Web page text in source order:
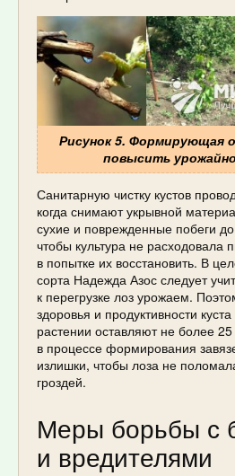
Рисунок 5. Формирующая
повысить
Санитарную чистку кустов
когда снимают укрывной
сухие и поврежденные побеги
чтобы культура не расходовала
в попытке их восстановить. В
сорта Надежда Азос следует
к перегрузке лоз урожаем.
здоровья и продуктивности
растении оставляют не более
в процессе формирования
излишки, чтобы лоза не
гроздей.
Меры борьбы с
и вредителями